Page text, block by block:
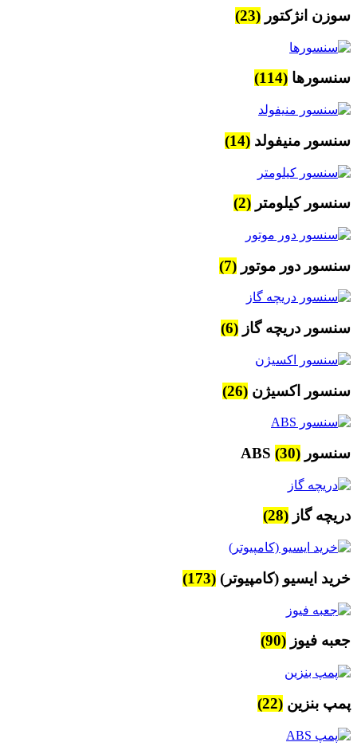
سوزن انژکتور (23)
سنسورها (114)
سنسور منیفولد (14)
سنسور کیلومتر (2)
سنسور دور موتور (7)
سنسور دریچه گاز (6)
سنسور اکسیژن (26)
سنسور ABS (30)
دریچه گاز (28)
خرید ایسیو (کامپیوتر) (173)
جعبه فیوز (90)
پمپ بنزین (22)